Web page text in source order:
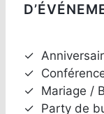
✓
✓
✓ Mariage /
✓ Party de